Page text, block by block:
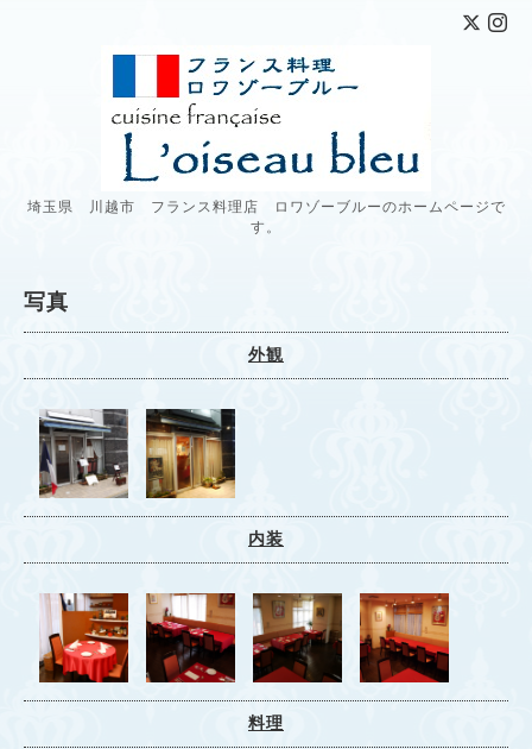
埼玉県 川越市 フランス料理店 ロワゾーブルーのホームページで
す。
写真
外観
内装
料理